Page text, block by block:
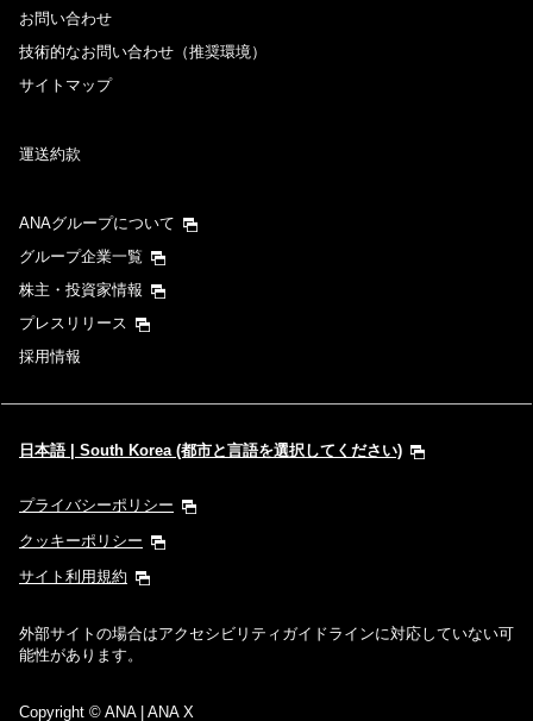
お問い合わせ
技術的なお問い合わせ（推奨環境）
サイトマップ
運送約款
ANAグループについて
グループ企業一覧
株主・投資家情報
プレスリリース
採用情報
日本語 | South Korea (都市と言語を選択してください)
プライバシーポリシー
クッキーポリシー
サイト利用規約
外部サイトの場合はアクセシビリティガイドラインに対応していない可
能性があります。
Copyright © ANA | ANA X